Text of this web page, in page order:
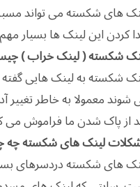
های شکسته می تواند
کردن این لینک ها بسیار
شکسته ( لینک خراب )
شکسته به لینک هایی
شوند معمولا به خاطر
از پاک شدن ما فراموش می
لینک های شکسته چه
های شکسته دردسرهای